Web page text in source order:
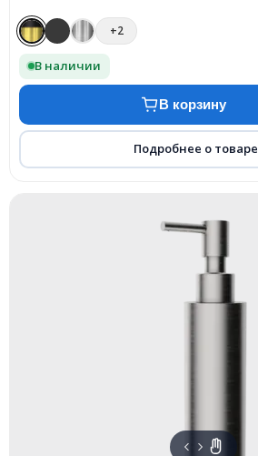
+2
В наличии
В корзину
Подробнее о товаре